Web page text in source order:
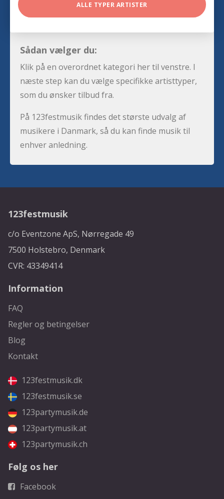
ALLE TYPER ARTISTER
Sådan vælger du:
Klik på en overordnet kategori her til venstre. I
næste step kan du vælge specifikke artisttyper,
som du ønsker tilbud fra.
På 123festmusik findes det største udvalg af
musikere i Danmark, så du kan finde musik til
enhver anledning.
123festmusik
c/o Eventzone ApS, Nørregade 49
7500 Holstebro, Denmark
CVR: 43349414
Information
FAQ
Regler og betingelser
Blog
Kontakt
123festmusik.dk
123festmusik.se
123partymusik.de
123partymusik.at
123partymusik.ch
Følg os her
Facebook